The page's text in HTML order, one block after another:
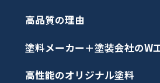
高品質の理由
塗料メーカー＋塗装会社のW
高性能のオリジナル塗料